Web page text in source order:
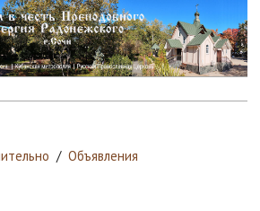
/ Объявления